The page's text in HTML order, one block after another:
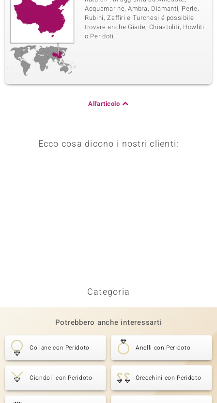
Acquamarine, Ambra, Diamanti, Perle,
Rubini, Zaffiri e Turchesi é possibile
trovare anche Giade, Chiastoliti, Howliti
o Peridoti.
All'articolo
Ecco cosa dicono i nostri clienti:
Categoria
Potrebbero anche interessarti
Collane con Peridoto Anelli con Peridoto
Ciondoli con Peridoto Orecchini con Peridoto